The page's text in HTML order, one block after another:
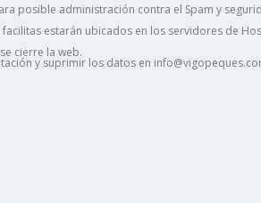
posible administración contra el Spam y
estarán ubicados en los servidores de
cierre la web.
y suprimir los datos en